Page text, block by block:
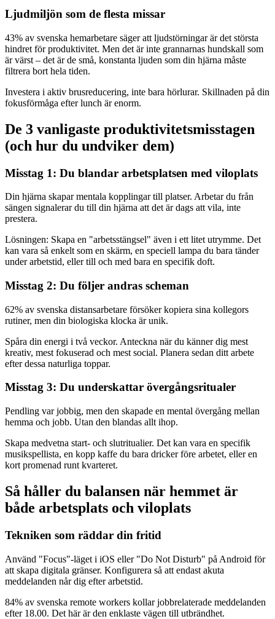
Ljudmiljön som de flesta missar
43% av svenska hemarbetare säger att ljudstörningar är det största
hindret för produktivitet. Men det är inte grannarnas hundskall som
är värst – det är de små, konstanta ljuden som din hjärna måste
filtrera bort hela tiden.
Investera i aktiv brusreducering, inte bara hörlurar. Skillnaden på din
fokusförmåga efter lunch är enorm.
De 3 vanligaste produktivitetsmisstagen
(och hur du undviker dem)
Misstag 1: Du blandar arbetsplatsen med viloplats
Din hjärna skapar mentala kopplingar till platser. Arbetar du från
sängen signalerar du till din hjärna att det är dags att vila, inte
prestera.
Lösningen: Skapa en "arbetsstängsel" även i ett litet utrymme. Det
kan vara så enkelt som en skärm, en speciell lampa du bara tänder
under arbetstid, eller till och med bara en specifik doft.
Misstag 2: Du följer andras scheman
62% av svenska distansarbetare försöker kopiera sina kollegors
rutiner, men din biologiska klocka är unik.
Spåra din energi i två veckor. Anteckna när du känner dig mest
kreativ, mest fokuserad och mest social. Planera sedan ditt arbete
efter dessa naturliga toppar.
Misstag 3: Du underskattar övergångsritualer
Pendling var jobbig, men den skapade en mental övergång mellan
hemma och jobb. Utan den blandas allt ihop.
Skapa medvetna start- och slutritualier. Det kan vara en specifik
musikspellista, en kopp kaffe du bara dricker före arbetet, eller en
kort promenad runt kvarteret.
Så håller du balansen när hemmet är
både arbetsplats och viloplats
Tekniken som räddar din fritid
Använd "Focus"-läget i iOS eller "Do Not Disturb" på Android för
att skapa digitala gränser. Konfigurera så att endast akuta
meddelanden når dig efter arbetstid.
84% av svenska remote workers kollar jobbrelaterade meddelanden
efter 18.00. Det här är den enklaste vägen till utbrändhet.